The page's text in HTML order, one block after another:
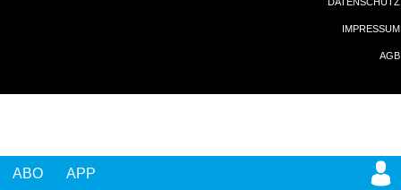
ABO APP
IMPRESSUM
AGB